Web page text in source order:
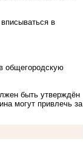
в
общегородскую
быть утверждён
могут привлечь за